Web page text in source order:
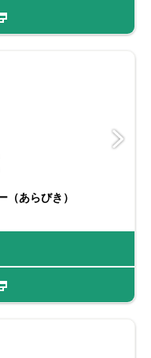
あらびき）